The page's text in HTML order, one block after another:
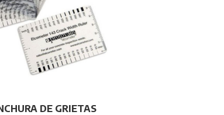
DE GRIETAS